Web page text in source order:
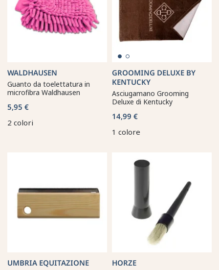
WALDHAUSEN
Guanto da toelettatura in
microfibra Waldhausen
5,95 €
2 colori
GROOMING DELUXE BY
KENTUCKY
Asciugamano Grooming
Deluxe di Kentucky
14,99 €
1 colore
UMBRIA EQUITAZIONE HORZE